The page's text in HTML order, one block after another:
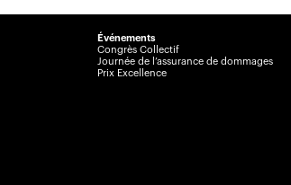
Événements
Congrès Collectif
Journée de l’assurance de dommages
Prix Excellence